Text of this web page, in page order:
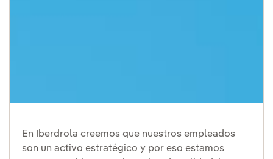
En Iberdrola creemos que nuestros empleados
son un activo estratégico y por eso estamos